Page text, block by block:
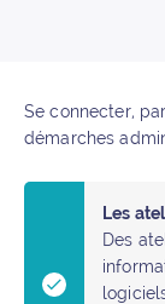
Se connecter,
démarches
Les
Des